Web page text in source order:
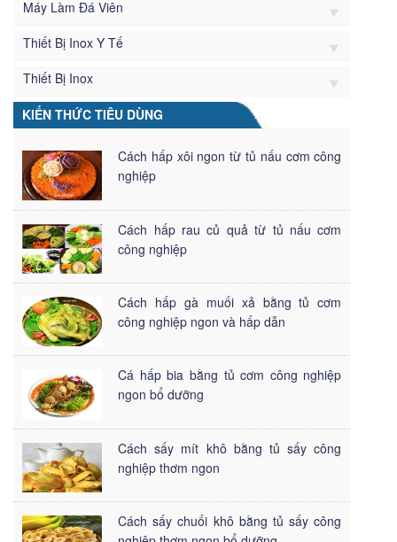
Máy Làm Đá Viên
Thiết Bị Inox Y Tế
Thiết Bị Inox
KIẾN THỨC TIÊU DÙNG
Cách hấp xôi ngon từ tủ nấu cơm công
nghiệp
Cách hấp rau củ quả từ tủ nấu cơm
công nghiệp
Cách hấp gà muối xả bằng tủ cơm
công nghiệp ngon và hấp dẫn
Cá hấp bia bằng tủ cơm công nghiệp
ngon bổ dưỡng
Cách sấy mít khô bằng tủ sấy công
nghiệp thơm ngon
Cách sấy chuối khô bằng tủ sấy công